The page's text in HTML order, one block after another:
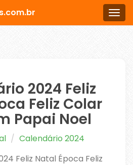
Menu
2024 Feliz
Feliz Colar
Papai Noel
Calendário 2024
Feliz Natal Época Feliz